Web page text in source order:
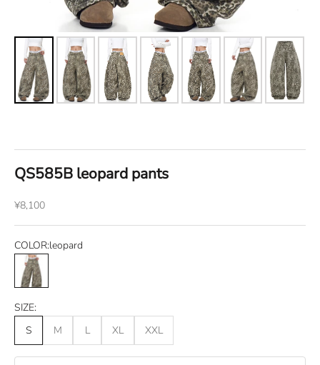
QS585B leopard pants
セール価格
¥8,100
COLOR:leopard
leopard
SIZE:
S
M L XL XXL